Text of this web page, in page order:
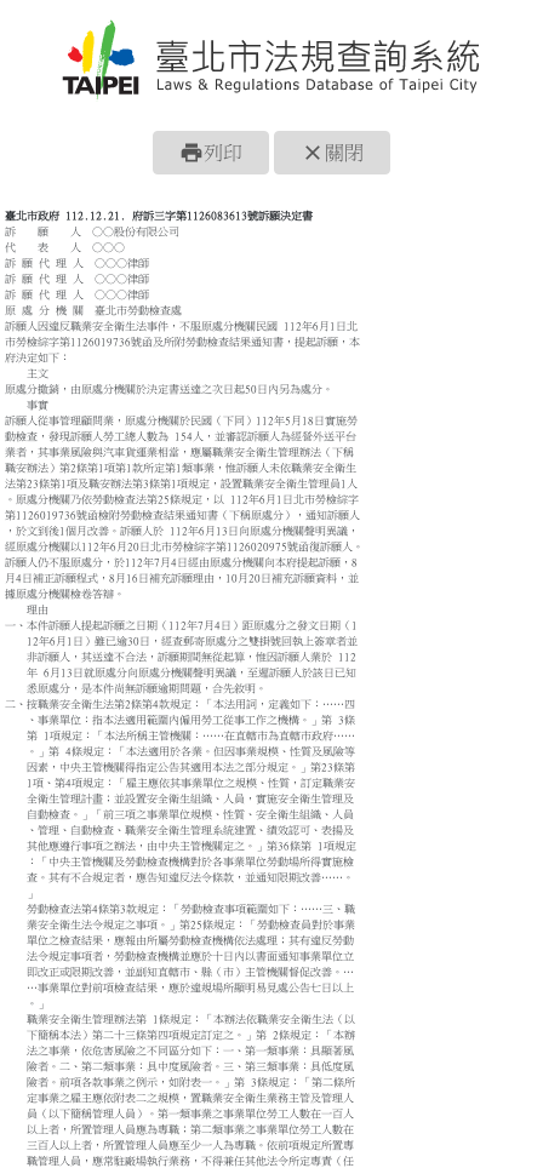
print列印 close 關閉
臺北市政府 112.12.21. 府訴三字第1126083613號訴願決定書
訴 願 人 ○○股份有限公司
代 表 人 ○○○
訴 願 代 理 人 ○○○律師
訴 願 代 理 人 ○○○律師
訴 願 代 理 人 ○○○律師
原 處 分 機 關 臺北市勞動檢查處
訴願人因違反職業安全衛生法事件，不服原處分機關民國 112年6月1日北
市勞檢綜字第1126019736號函及所附勞動檢查結果通知書，提起訴願，本
府決定如下：
主文
原處分撤銷，由原處分機關於決定書送達之次日起50日內另為處分。
事實
訴願人從事管理顧問業，原處分機關於民國（下同）112年5月18日實施勞
動檢查，發現訴願人勞工總人數為 154人，並審認訴願人為經營外送平台
業者，其事業風險與汽車貨運業相當，應屬職業安全衛生管理辦法（下稱
職安辦法）第2條第1項第1款所定第1類事業，惟訴願人未依職業安全衛生
法第23條第1項及職安辦法第3條第1項規定，設置職業安全衛生管理員1人
。原處分機關乃依勞動檢查法第25條規定，以 112年6月1日北市勞檢綜字
第1126019736號函檢附勞動檢查結果通知書（下稱原處分），通知訴願人
，於文到後1個月改善。訴願人於 112年6月13日向原處分機關聲明異議，
經原處分機關以112年6月20日北市勞檢綜字第1126020975號函復訴願人。
訴願人仍不服原處分，於112年7月4日經由原處分機關向本府提起訴願，8
月4日補正訴願程式，8月16日補充訴願理由，10月20日補充訴願資料，並
據原處分機關檢卷答辯。
理由
一、本件訴願人提起訴願之日期（112年7月4日）距原處分之發文日期（1
12年6月1日）雖已逾30日，經查郵寄原處分之雙掛號回執上簽章者並
非訴願人，其送達不合法，訴願期間無從起算，惟因訴願人業於 112
年 6月13日就原處分向原處分機關聲明異議，至遲訴願人於該日已知
悉原處分，是本件尚無訴願逾期問題，合先敘明。
二、按職業安全衛生法第2條第4款規定：「本法用詞，定義如下：……四
、事業單位：指本法適用範圍內僱用勞工從事工作之機構。」第 3條
第 1項規定：「本法所稱主管機關：……在直轄市為直轄市政府……
。」第 4條規定：「本法適用於各業。但因事業規模、性質及風險等
因素，中央主管機關得指定公告其適用本法之部分規定。」第23條第
1項、第4項規定：「雇主應依其事業單位之規模、性質，訂定職業安
全衛生管理計畫；並設置安全衛生組織、人員，實施安全衛生管理及
自動檢查。」「前三項之事業單位規模、性質、安全衛生組織、人員
、管理、自動檢查、職業安全衛生管理系統建置、績效認可、表揚及
其他應遵行事項之辦法，由中央主管機關定之。」第36條第 1項規定
：「中央主管機關及勞動檢查機構對於各事業單位勞動場所得實施檢
查。其有不合規定者，應告知違反法令條款，並通知限期改善……。
」
勞動檢查法第4條第3款規定：「勞動檢查事項範圍如下：……三、職
業安全衛生法令規定之事項。」第25條規定：「勞動檢查員對於事業
單位之檢查結果，應報由所屬勞動檢查機構依法處理；其有違反勞動
法令規定事項者，勞動檢查機構並應於十日內以書面通知事業單位立
即改正或限期改善，並副知直轄市、縣（市）主管機關督促改善。…
…事業單位對前項檢查結果，應於違規場所顯明易見處公告七日以上
。」
職業安全衛生管理辦法第 1條規定：「本辦法依職業安全衛生法（以
下簡稱本法）第二十三條第四項規定訂定之。」第 2條規定：「本辦
法之事業，依危害風險之不同區分如下：一、第一類事業：具顯著風
險者。二、第二類事業：具中度風險者。三、第三類事業：具低度風
險者。前項各款事業之例示，如附表一。」第 3條規定：「第二條所
定事業之雇主應依附表二之規模，置職業安全衛生業務主管及管理人
員（以下簡稱管理人員）。第一類事業之事業單位勞工人數在一百人
以上者，所置管理人員應為專職；第二類事業之事業單位勞工人數在
三百人以上者，所置管理人員應至少一人為專職。依前項規定所置專
職管理人員，應常駐廠場執行業務，不得兼任其他法令所定專責（任